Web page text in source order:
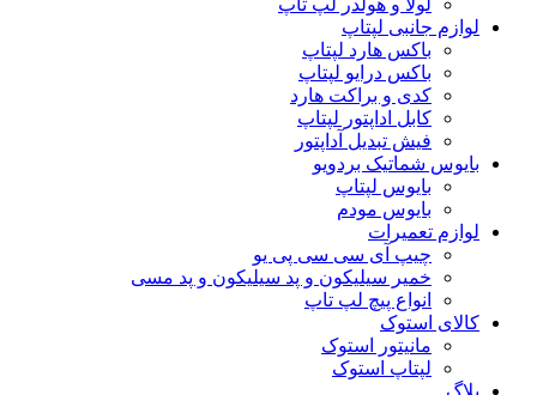
لوازم جانبی لپتاپ
باکس هارد لپتاپ
باکس درایو لپتاپ
کدی و براکت هارد
کابل اداپتور لپتاپ
فیش تبدیل آداپتور
بایوس شماتیک بردویو
بایوس لپتاپ
بایوس مودم
لوازم تعمیرات
چیپ آی سی سی پی یو
خمیر سیلیکون و پد سیلیکون و پد مسی
انواع پیچ لپ تاپ
کالای استوک
مانیتور استوک
لپتاپ استوک
بلاگ